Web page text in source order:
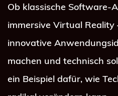
Ob klassische
immersive Virtual Reality
innovative
machen und technisch
ein Beispiel dafür, wie